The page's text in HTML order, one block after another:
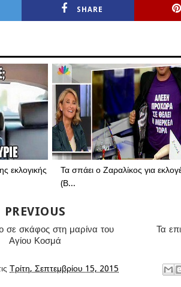
SHARE
εκλογικής
Τα σπάει ο Ζαραλίκος για
(Β...
Τα
PREVIOUS
σε σκάφος στη μαρίνα του
Αγίου Κοσμά
Τρίτη, Σεπτεμβρίου 15, 2015